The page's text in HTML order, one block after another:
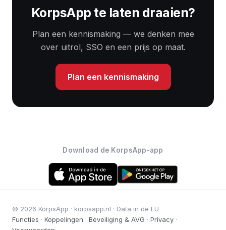
KorpsApp te laten draaien?
Plan een kennismaking — we denken mee
over uitrol, SSO en een prijs op maat.
Plan een kennismaking
Download de KorpsApp-app
© 2026 KorpsApp · korpsapp.nl · Data in de EU
Functies · Koppelingen · Beveiliging & AVG · Privacy ·